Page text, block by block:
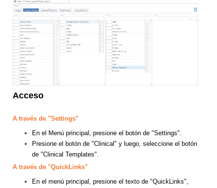
Acceso
A través de "Settings"
En el Menú principal, presione el botón de "Settings".
Presione el botón de "Clinical" y luego, seleccione el botón
de "Clinical Templates".
A través de "QuickLinks"
En el menú principal, presione el texto de "QuickLinks",